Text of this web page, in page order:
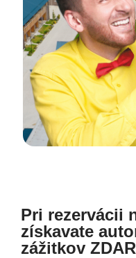
Pri rezervácii
získavate
zážitkov